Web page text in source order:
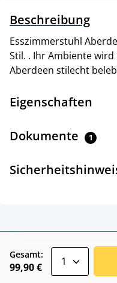
Beschreibung
Esszimmerstuhl
Stil. . Ihr Ambiente
Aberdeen stilecht
Eigenschaften
Dokumente 1
Gesamt:
99,90 €